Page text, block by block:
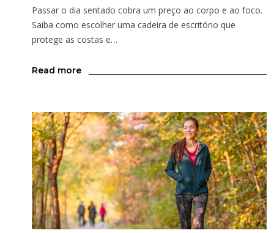
Passar o dia sentado cobra um preço ao corpo e ao foco.
Saiba como escolher uma cadeira de escritório que
protege as costas e…
Read more